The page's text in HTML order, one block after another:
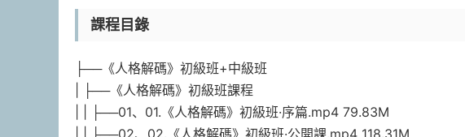
課程目錄
├──《人格解碼》初級班+中級班
| ├──《人格解碼》初級班課程
| | ├──01、01.《人格解碼》初級班·序篇.mp4 79.83M